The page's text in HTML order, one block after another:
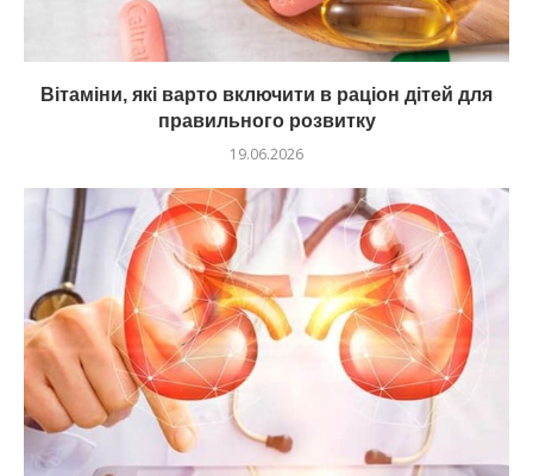
Вітаміни, які варто включити в раціон дітей для
правильного розвитку
19.06.2026